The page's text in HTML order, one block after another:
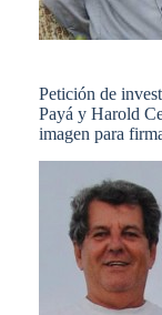
Petición de
Payá y Harold
imagen para